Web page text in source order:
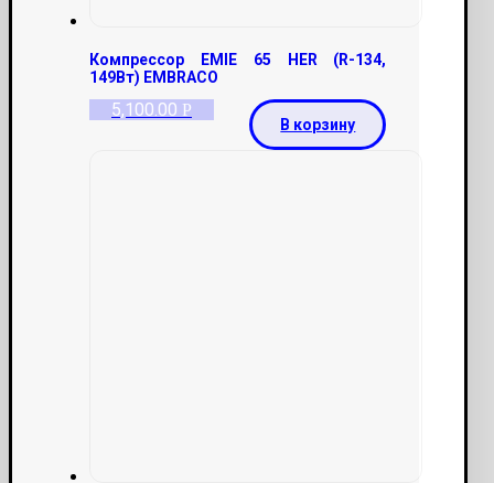
Компрессор EMIE 65 HER (R-134,
149Вт) EMBRACO
5,100.00 Р
В корзину